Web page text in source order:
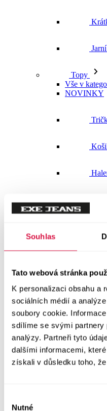
Souhlas
Tato webová stránka
K personalizaci obsahu a
sociálních médií a
soubory cookie.
sdílíme se svými partnery
analýzy. Partneři tyto
dalšími informacemi,
získali v důsledku toho,
Nutné
Topy
Vše v
NOVINKY
Vše v
Šaty a
Vše v
NOVINKY